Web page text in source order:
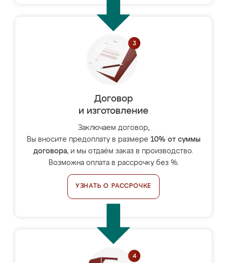
Договор
и изготовление
Заключаем договор,
Вы вносите предоплату в размере 10% от суммы
договора, и мы отдаём заказ в производство.
Возможна оплата в рассрочку без %.
УЗНАТЬ О РАССРОЧКЕ